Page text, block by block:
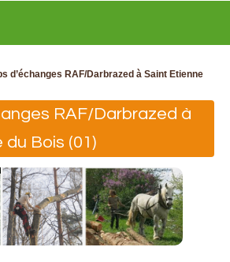
d’échanges RAF/Darbrazed à Saint Etienne
RAF/Darbrazed à
du Bois (01)